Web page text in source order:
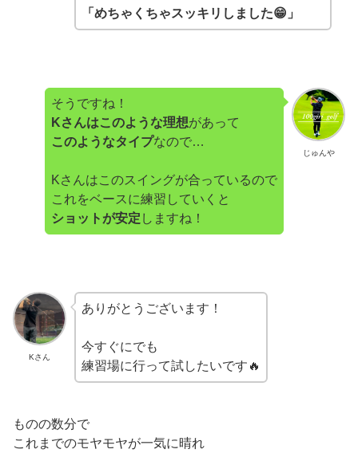
「めちゃくちゃスッキリしました😁」
じゅんや
そうですね！
Kさんはこのような理想があって
このようなタイプなので…
Kさんはこのスイングが合っているので
これをベースに練習していくと
ショットが安定 しますね！
Kさん
ありがとうございます！
今すぐにでも
練習場に行って試したいです🔥
ものの数分で
これまでのモヤモヤが一気に晴れ